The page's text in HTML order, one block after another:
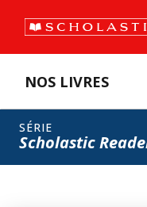
NOS LIVRES
SÉRIE
Scholastic